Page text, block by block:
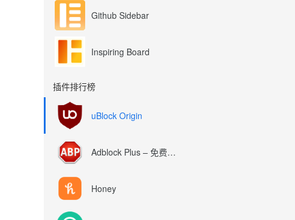
Github Sidebar
Inspiring Board
插件排行榜
uBlock Origin
Adblock Plus – 免费的广告拦截器
Honey